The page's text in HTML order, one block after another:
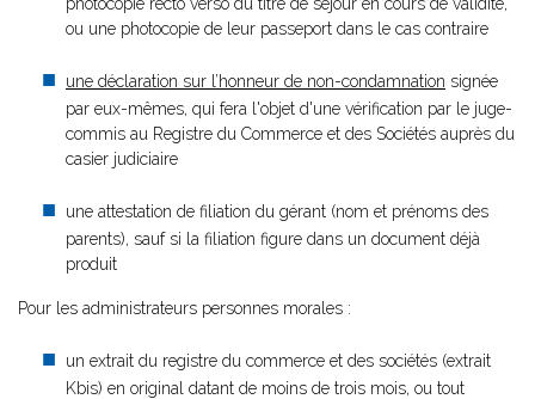
ou une photocopie de leur passeport dans le cas contraire
une déclaration sur l’honneur de non-condamnation signée
par eux-mêmes, qui fera l'objet d'une vérification par le juge-
commis au Registre du Commerce et des Sociétés auprès du
casier judiciaire
une attestation de filiation du gérant (nom et prénoms des
parents), sauf si la filiation figure dans un document déjà
produit
Pour les administrateurs personnes morales :
un extrait du registre du commerce et des sociétés (extrait
Kbis) en original datant de moins de trois mois, ou tout